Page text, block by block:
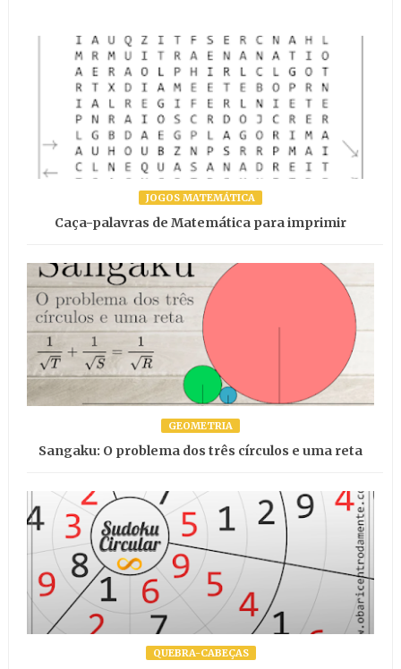
JOGOS MATEMÁTICA
Caça-palavras de Matemática para imprimir
GEOMETRIA
Sangaku: O problema dos três círculos e uma reta
QUEBRA-CABEÇAS